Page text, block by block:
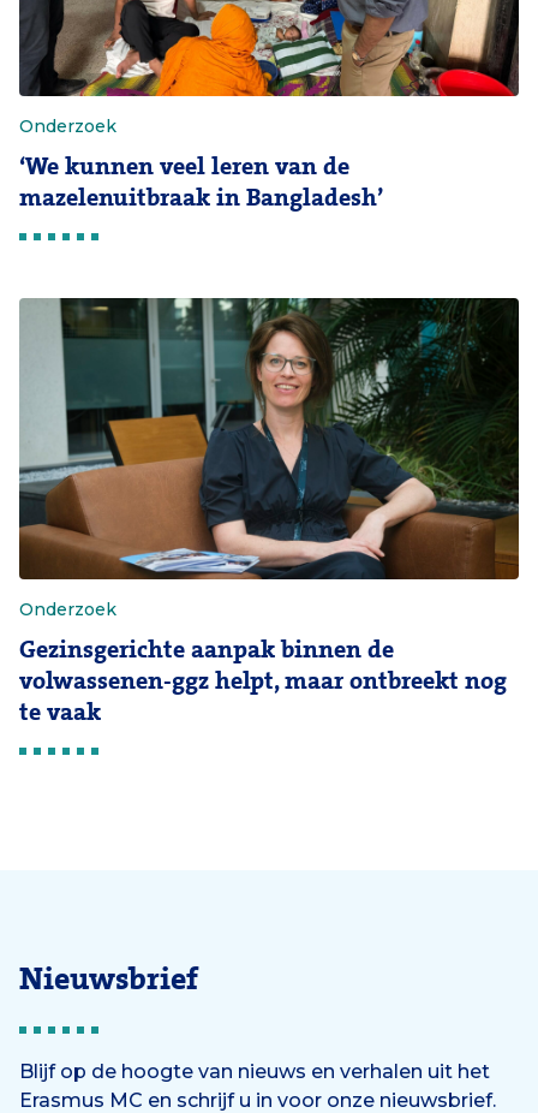
Onderzoek
‘We kunnen veel leren van de
mazelenuitbraak in Bangladesh’
Onderzoek
Gezinsgerichte aanpak binnen de
volwassenen-ggz helpt, maar ontbreekt nog
te vaak
Nieuwsbrief
Blijf op de hoogte van nieuws en verhalen uit het
Erasmus MC en schrijf u in voor onze nieuwsbrief.